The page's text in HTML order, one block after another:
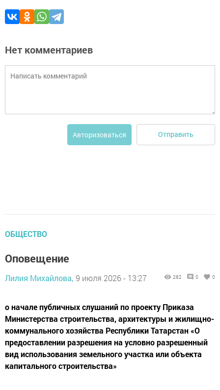
Нет комментариев
Авторизоваться Отправить
ОБЩЕСТВО
Оповещение
Лилия Михайлова, 9 июля 2026 - 13:27 282 0 0
о начале публичных слушаний по проекту Приказа
Министерства строительства, архитектуры и жилищно-
коммунального хозяйства Республики Татарстан «О
предоставлении разрешения на условно разрешенный
вид использования земельного участка или объекта
капитального строительства»